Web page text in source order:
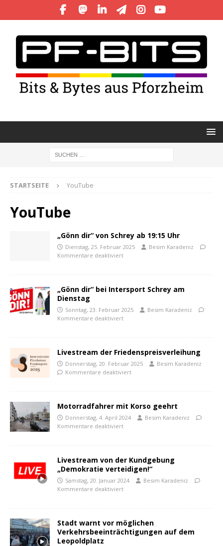
STARTSEITE YouTube
YouTube
„Gönn dir“ von Schrey ab 19:15 Uhr
Dienstag, 25. Februar 2025
Besim Karadeniz
Kommentare deaktiviert
„Gönn dir“ bei Intersport Schrey am
Dienstag
Sonntag, 23. Februar 2025
Besim Karadeniz
Kommentare deaktiviert
Livestream der Friedenspreisverleihung
Donnerstag, 20. Februar 2025
Besim Karadeniz
Kommentare deaktiviert
Motorradfahrer mit Korso geehrt
Donnerstag, 4. April 2024
Besim Karadeniz
Kommentare deaktiviert
Livestream von der Kundgebung
„Demokratie verteidigen!“
Samstag, 20. Januar 2024
Besim Karadeniz
Kommentare deaktiviert
Stadt warnt vor möglichen
Verkehrsbeeinträchtigungen auf dem
Leopoldplatz